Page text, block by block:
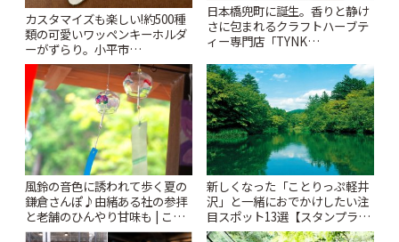
カスタマイズも楽しい!約500種
類の可愛いワッペンキーホルダ
ーがずらり。小平市
「Kimamaya T&K」 | ことりっ
ぷ
日本橋兜町に誕生。香りと静け
さに包まれるクラフトハーブテ
ィー専門店「TYNK
風鈴の音色に誘われて歩く夏の
鎌倉さんぽ♪由緒ある社の参拝
と老舗のひんやり甘味も | こと
りっぷ
新しくなった「ことりっぷ軽井
沢」と一緒におでかけしたい注
目スポット13選【スタンプラリ
ー開催中】 | ことりっぷ